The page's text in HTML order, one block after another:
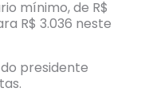
mínimo, de R$
R$ 3.036 neste
presidente